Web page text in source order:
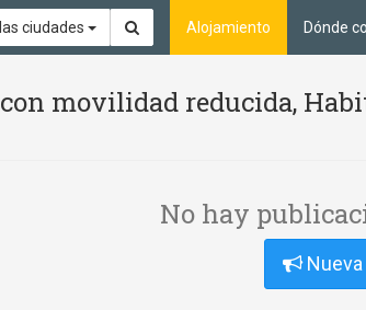
ciudades Alojamiento Dónde
movilidad reducida,
No hay
Nueva